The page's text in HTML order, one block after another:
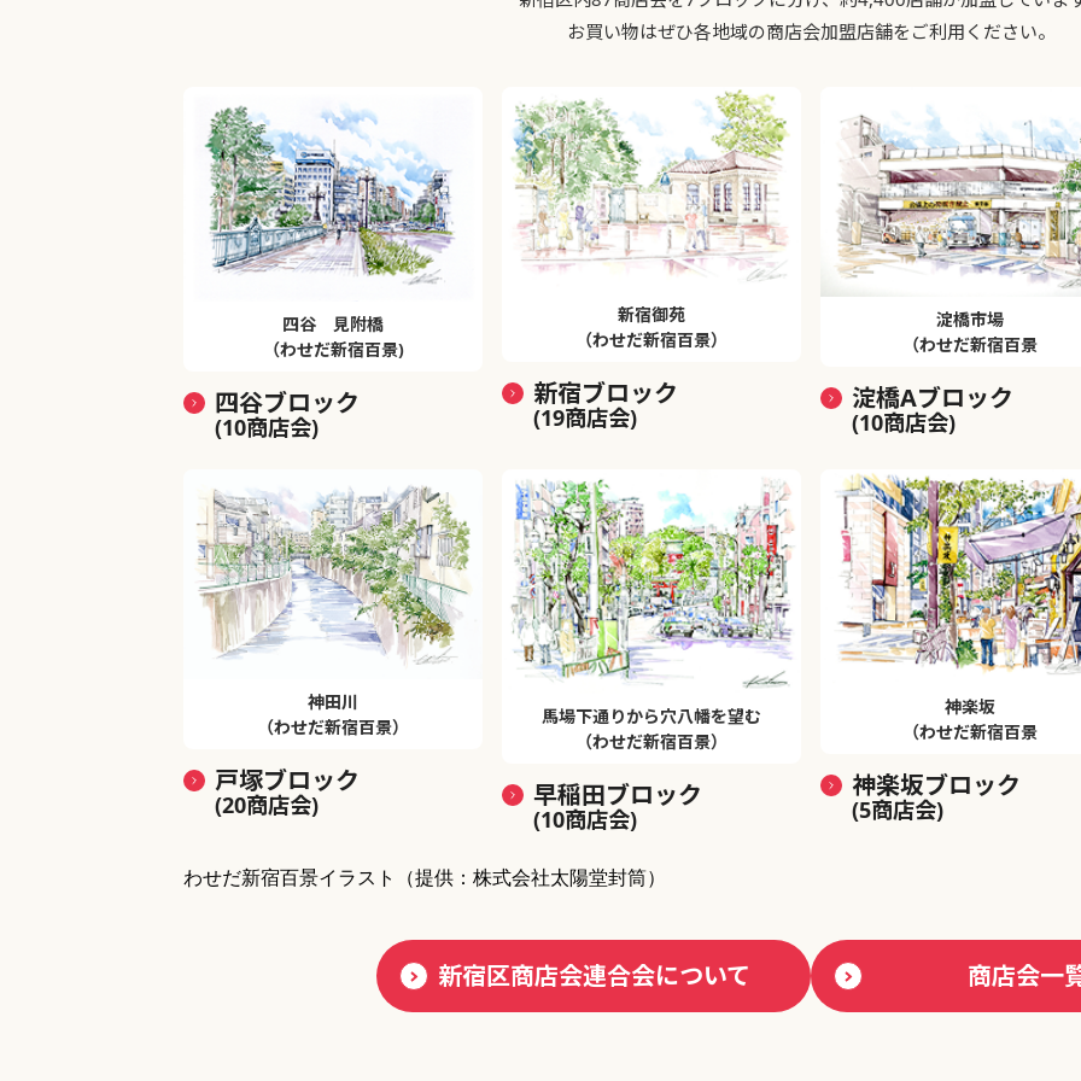
お買い物はぜひ各地域の商店会加盟店舗をご利用ください。
四谷 見附橋
（わせだ新宿百景)
四谷ブロック
(10商店会)
新宿御苑
（わせだ新宿百景）
新宿ブロック
(19商店会)
淀橋市場
（わせだ新宿百景
淀橋Aブロック
(10商店会)
神田川
（わせだ新宿百景）
戸塚ブロック
(20商店会)
馬場下通りから穴八幡を望む
（わせだ新宿百景）
早稲田ブロック
(10商店会)
神楽坂
（わせだ新宿百景
神楽坂ブロック
(5商店会)
わせだ新宿百景イラスト （提供：株式会社太陽堂封筒）
新宿区商店会連合会について 商店会一